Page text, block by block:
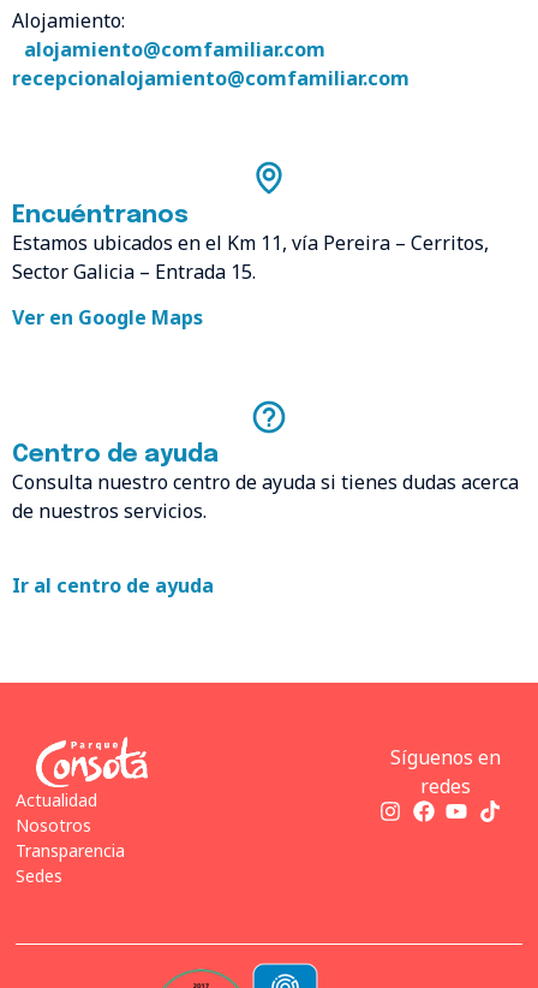
Alojamiento:
alojamiento@comfamiliar.com
recepcionalojamiento@comfamiliar.com
Encuéntranos
Estamos ubicados en el Km 11, vía Pereira – Cerritos,
Sector Galicia – Entrada 15.
Ver en Google Maps
Centro de ayuda
Consulta nuestro centro de ayuda si tienes dudas acerca
de nuestros servicios.
Ir al centro de ayuda
Actualidad
Nosotros
Transparencia
Sedes
Síguenos en
redes